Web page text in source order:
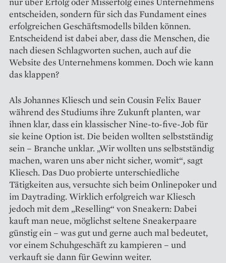
entscheiden, sondern für sich das Fundament eines
erfolgreichen Geschäftsmodells bilden können.
Entscheidend ist dabei aber, dass die Menschen, die
nach diesen Schlagworten suchen, auch auf die
Website des Unternehmens kommen. Doch wie kann
das klappen?
Als Johannes Kliesch und sein Cousin Felix Bauer
während des Studiums ihre Zukunft planten, war
ihnen klar, dass ein klassischer Nine-to-five-Job für
sie keine Option ist. Die beiden wollten selbstständig
sein – Branche unklar. „Wir wollten uns selbstständig
machen, waren uns aber nicht sicher, womit“, sagt
Kliesch. Das Duo probierte unterschiedliche
Tätigkeiten aus, versuchte sich beim Onlinepoker und
im Daytrading. Wirklich erfolgreich war Kliesch
jedoch mit dem „Reselling“ von Sneakern: Dabei
kauft man neue, möglichst seltene Sneakerpaare
günstig ein – was gut und gerne auch mal bedeutet,
vor einem Schuhgeschäft zu kampieren – und
verkauft sie dann für Gewinn weiter.